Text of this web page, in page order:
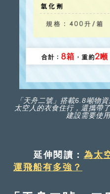
「天舟二號」搭載6.8噸物
太空人的衣食住行，還攜帶
建設需要使
延伸閱讀： 為太
運飛船有多強？